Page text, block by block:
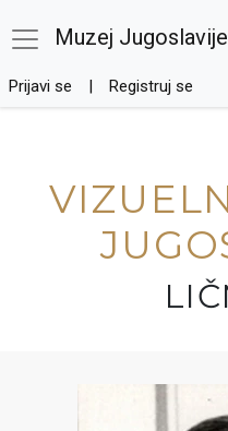
Muzej Jugoslavije
Prijavi se Registruj se